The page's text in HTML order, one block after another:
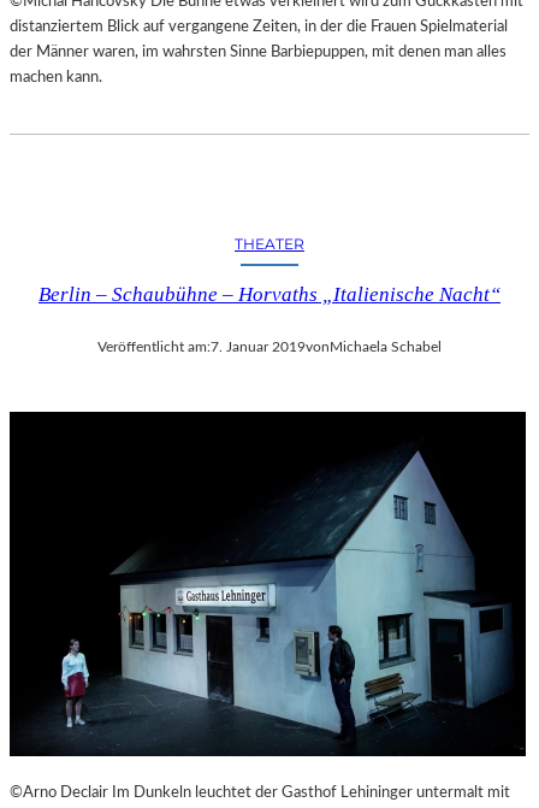
distanziertem Blick auf vergangene Zeiten, in der die Frauen Spielmaterial
der Männer waren, im wahrsten Sinne Barbiepuppen, mit denen man alles
machen kann.
THEATER
Berlin – Schaubühne – Horvaths „Italienische Nacht“
Veröffentlicht am:7. Januar 2019vonMichaela Schabel
©Arno Declair Im Dunkeln leuchtet der Gasthof Lehininger untermalt mit